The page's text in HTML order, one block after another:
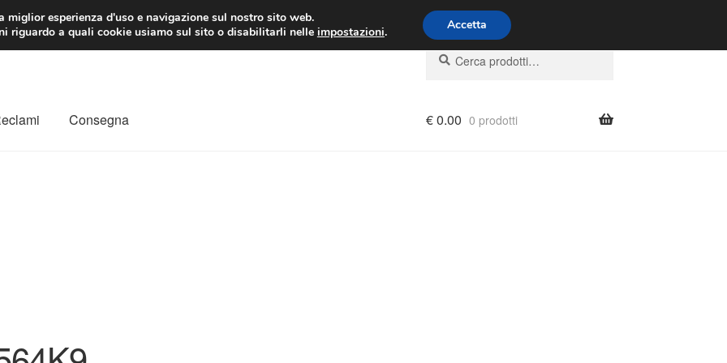
EUR Lun-Ven 9:00 - 16:00 800 580 290
Cerca:
Cerca
Consegna €0.00 0 prodotti
esperienza d'uso e navigazione sul nostro sito web.
riguardo a quali cookie usiamo sul sito o disabilitarli nelle impostazioni. Accetta